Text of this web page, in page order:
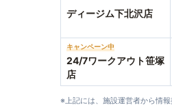
ディージム下北沢店
キャンペーン中
24/7ワークアウト笹塚
店
※上記には、施設運営者から情